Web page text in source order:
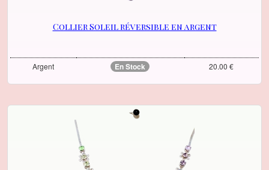
Collier Soleil réversible en argent
Argent En Stock 20.00 €